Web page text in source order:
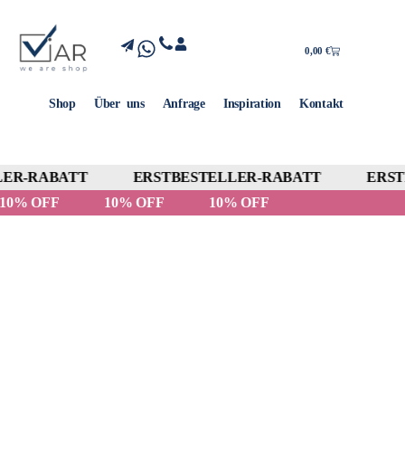
0,00 €
Shop Über uns Anfrage Inspiration Kontakt
RABATT ERSTBESTELLER-RABATT
10% OFF
10% OFF 10% OFF